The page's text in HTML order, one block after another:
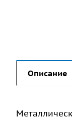
Описание